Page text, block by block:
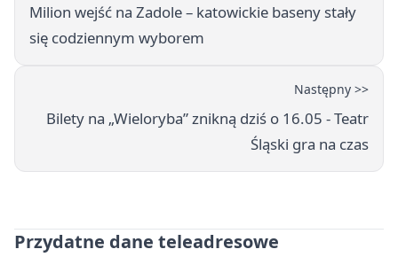
Milion wejść na Zadole – katowickie baseny stały
się codziennym wyborem
Następny >>
Bilety na „Wieloryba” znikną dziś o 16.05 - Teatr
Śląski gra na czas
Przydatne dane teleadresowe